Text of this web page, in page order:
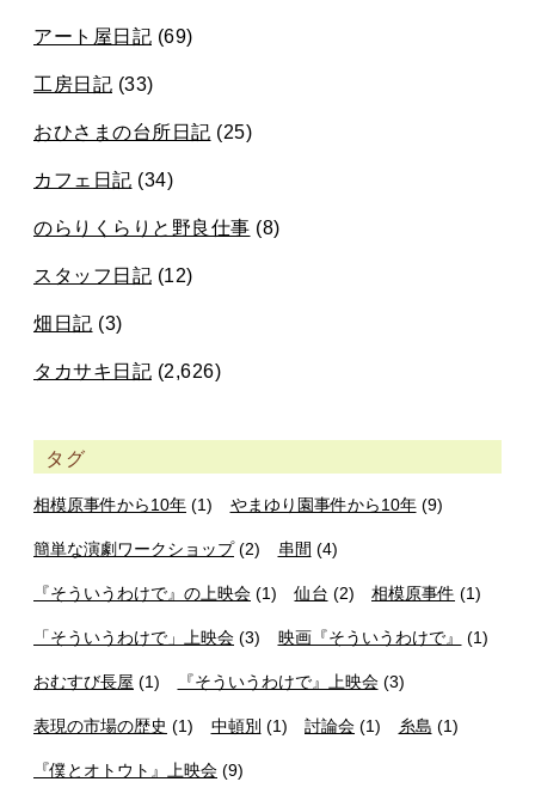
アート屋日記 (69)
工房日記 (33)
おひさまの台所日記 (25)
カフェ日記 (34)
のらりくらりと野良仕事 (8)
スタッフ日記 (12)
畑日記 (3)
タカサキ日記 (2,626)
タグ
相模原事件から10年 (1) やまゆり園事件から10年(9)
簡単な演劇ワークショップ(2) 串間 (4)
『そういうわけで』の上映会 (1) 仙台 (2) 相模原事件 (1)
「そういうわけで」上映会 (3) 映画『そういうわけで』 (1)
おむすび長屋 (1) 『そういうわけで』上映会(3)
表現の市場の歴史 (1) 中頓別 (1) 討論会 (1) 糸島 (1)
『僕とオトウト』上映会 (9)